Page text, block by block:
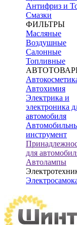
Антифриз и
Смазки
ФИЛЬТРЫ
Масляные
Воздушные
Салонные
Топливные
Автохимия
Электрика и
электроника
автомобиля
инструмент
для
Автолампы